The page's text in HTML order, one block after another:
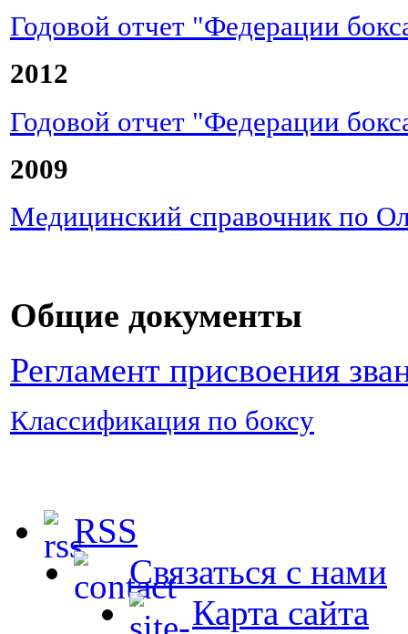
Годовой отчет "Федерации
2012
Годовой отчет "Федерации
2009
Медицинский справочник по
Общие документы
Регламент присвоения
Классификация по боксу
RSS
Связаться с нами
Карта сайта